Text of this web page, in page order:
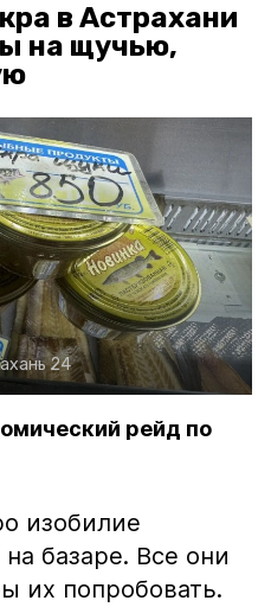
в Астрахани
на щучью,
24
рейд по
изобилие
базаре. Все они
их попробовать.